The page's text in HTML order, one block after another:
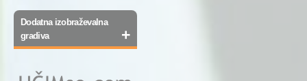
Dodatna izobraževalna
gradiva
+